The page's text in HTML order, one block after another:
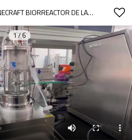
FERMENTADOR MINECRAFT BIORREACTOR DE LABORATORIO DE CULTIVO DE CÉLULAS ANIMALES CONTINUO DE 5 LITROS
1/6